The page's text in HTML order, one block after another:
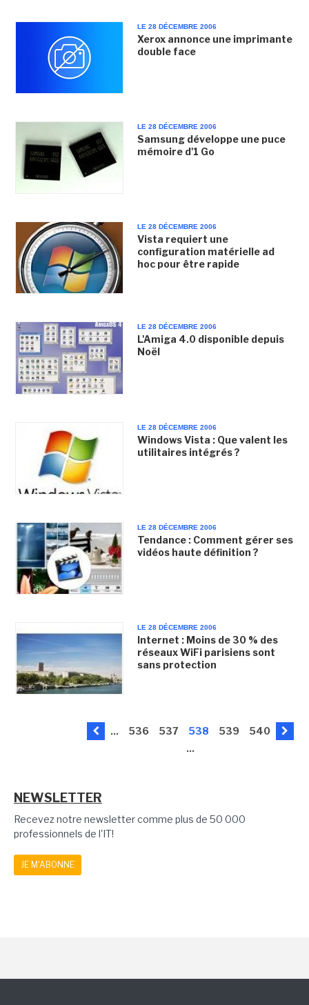
LE 28 DÉCEMBRE 2006
Xerox annonce une imprimante
double face
LE 28 DÉCEMBRE 2006
Samsung développe une puce
mémoire d'1 Go
LE 28 DÉCEMBRE 2006
Vista requiert une
configuration matérielle ad
hoc pour être rapide
LE 28 DÉCEMBRE 2006
L'Amiga 4.0 disponible depuis
Noël
LE 28 DÉCEMBRE 2006
Windows Vista : Que valent les
utilitaires intégrés ?
LE 28 DÉCEMBRE 2006
Tendance : Comment gérer ses
vidéos haute définition ?
LE 28 DÉCEMBRE 2006
Internet : Moins de 30 % des
réseaux WiFi parisiens sont
sans protection
... 536 537 538 539
540
...
NEWSLETTER
Recevez notre newsletter comme plus de 50 000
professionnels de l'IT!
JE M'ABONNE